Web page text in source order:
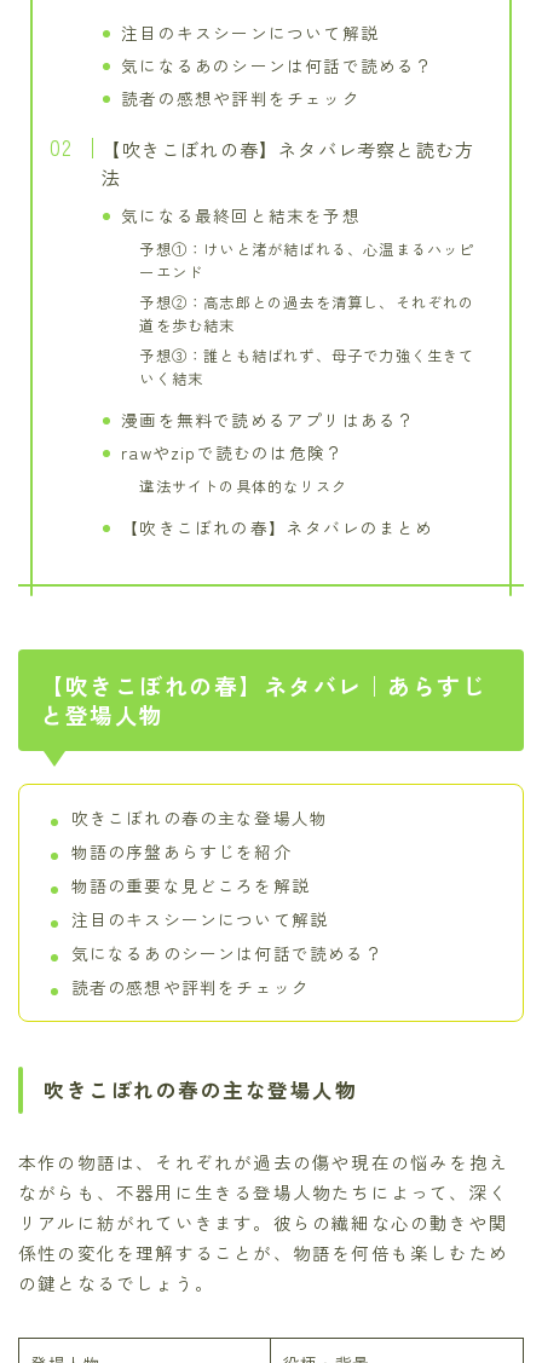
注目のキスシーンについて解説
気になるあのシーンは何話で読める？
読者の感想や評判をチェック
【吹きこぼれの春】ネタバレ考察と読む方
法
気になる最終回と結末を予想
予想①：けいと渚が結ばれる、心温まるハッピ
ーエンド
予想②：高志郎との過去を清算し、それぞれの
道を歩む結末
予想③：誰とも結ばれず、母子で力強く生きて
いく結末
漫画を無料で読めるアプリはある？
rawやzipで読むのは危険？
違法サイトの具体的なリスク
【吹きこぼれの春】ネタバレのまとめ
【吹きこぼれの春】ネタバレ｜あらすじ
と登場人物
吹きこぼれの春の主な登場人物
物語の序盤あらすじを紹介
物語の重要な見どころを解説
注目のキスシーンについて解説
気になるあのシーンは何話で読める？
読者の感想や評判をチェック
吹きこぼれの春の主な登場人物
本作の物語は、それぞれが過去の傷や現在の悩みを抱え
ながらも、不器用に生きる登場人物たちによって、深く
リアルに紡がれていきます。彼らの繊細な心の動きや関
係性の変化を理解することが、物語を何倍も楽しむため
の鍵となるでしょう。